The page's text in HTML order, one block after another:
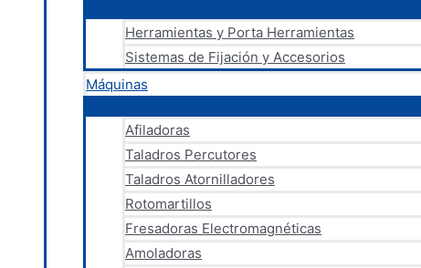
Herramientas y Porta Herramientas
Sistemas de Fijación y Accesorios
Máquinas
Afiladoras
Taladros Percutores
Taladros Atornilladores
Rotomartillos
Fresadoras Electromagnéticas
Amoladoras